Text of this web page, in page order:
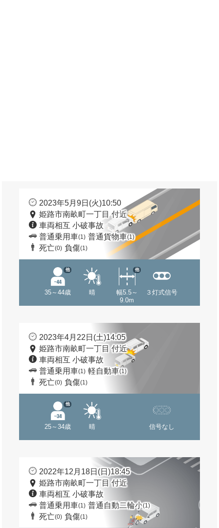
2023年5月9日(火)10:50
姫路市南畝町一丁目 付近
車両相互 小破事故
普通乗用車(1) 普通貨物車(1)
死亡(0) 負傷(1)
35～44歳
他
晴
幅5.5～
9.0m
他
３灯式信号
2023年4月22日(土)14:05
姫路市南畝町一丁目 付近
車両相互 小破事故
普通乗用車(1) 軽自動車(1)
死亡(0) 負傷(1)
25～34歳
他
晴 信号なし
2022年12月18日(日)18:45
姫路市南畝町一丁目 付近
車両相互 小破事故
普通乗用車(1) 普通自動二輪小(1)
死亡(0) 負傷(1)